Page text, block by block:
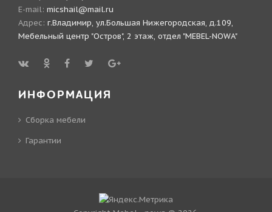
E-mail: micshail@mail.ru
Адрес: г.Владимир, ул.Большая Нижегородская, д.109,
Мебельный центр "Остров", 2 этаж, отдел "MEBEL-NOWA"
ИНФОРМАЦИЯ
Сборка мебели
Гарантии